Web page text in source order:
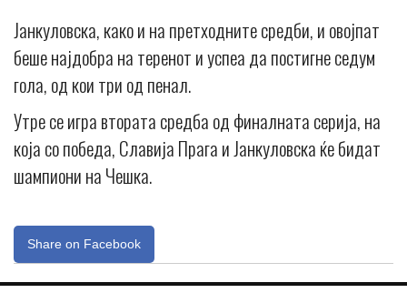
Јанкуловска, како и на претходните средби, и овојпат
беше најдобра на теренот и успеа да постигне седум
гола, од кои три од пенал.
Утре се игра втората средба од финалната серија, на
која со победа, Славија Прага и Јанкуловска ќе бидат
шампиони на Чешка.
Share on Facebook